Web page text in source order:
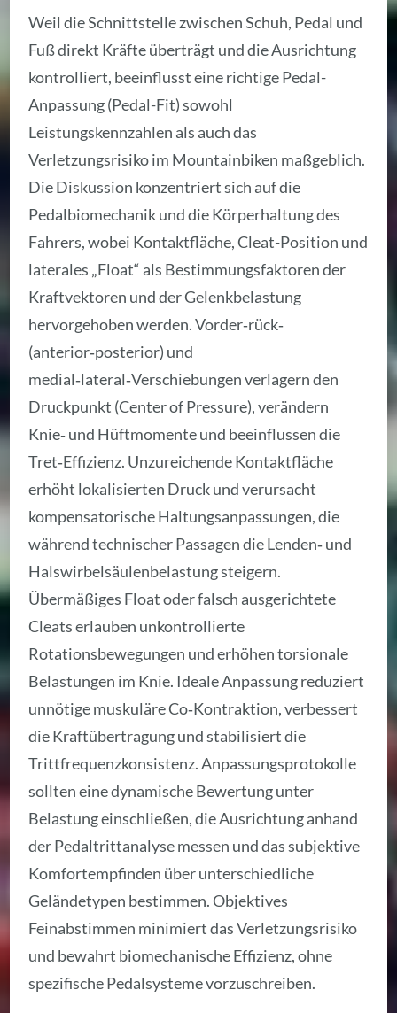
Weil die Schnittstelle zwischen Schuh, Pedal und
Fuß direkt Kräfte überträgt und die Ausrichtung
kontrolliert, beeinflusst eine richtige Pedal-
Anpassung (Pedal-Fit) sowohl
Leistungskennzahlen als auch das
Verletzungsrisiko im Mountainbiken maßgeblich.
Die Diskussion konzentriert sich auf die
Pedalbiomechanik und die Körperhaltung des
Fahrers, wobei Kontaktfläche, Cleat-Position und
laterales „Float“ als Bestimmungsfaktoren der
Kraftvektoren und der Gelenkbelastung
hervorgehoben werden. Vorder‑rück‑
(anterior‑posterior) und
medial‑lateral‑Verschiebungen verlagern den
Druckpunkt (Center of Pressure), verändern
Knie‑ und Hüftmomente und beeinflussen die
Tret‑Effizienz. Unzureichende Kontaktfläche
erhöht lokalisierten Druck und verursacht
kompensatorische Haltungsanpassungen, die
während technischer Passagen die Lenden‑ und
Halswirbelsäulenbelastung steigern.
Übermäßiges Float oder falsch ausgerichtete
Cleats erlauben unkontrollierte
Rotationsbewegungen und erhöhen torsionale
Belastungen im Knie. Ideale Anpassung reduziert
unnötige muskuläre Co‑Kontraktion, verbessert
die Kraftübertragung und stabilisiert die
Trittfrequenzkonsistenz. Anpassungsprotokolle
sollten eine dynamische Bewertung unter
Belastung einschließen, die Ausrichtung anhand
der Pedaltrittanalyse messen und das subjektive
Komfortempfinden über unterschiedliche
Geländetypen bestimmen. Objektives
Feinabstimmen minimiert das Verletzungsrisiko
und bewahrt biomechanische Effizienz, ohne
spezifische Pedalsysteme vorzuschreiben.